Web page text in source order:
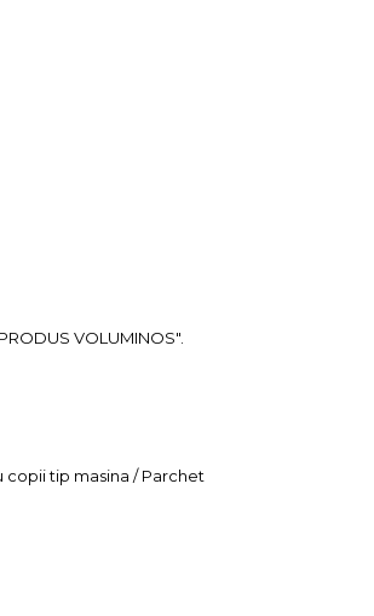
VOLUMINOS".
copii tip masina / Parchet